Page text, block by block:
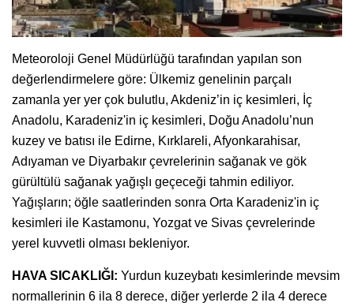
Meteoroloji Genel Müdürlüğü tarafından yapılan son
değerlendirmelere göre: Ülkemiz genelinin parçalı
zamanla yer yer çok bulutlu, Akdeniz’in iç kesimleri, İç
Anadolu, Karadeniz'in iç kesimleri, Doğu Anadolu’nun
kuzey ve batısı ile Edirne, Kırklareli, Afyonkarahisar,
Adıyaman ve Diyarbakır çevrelerinin sağanak ve gök
gürültülü sağanak yağışlı geçeceği tahmin ediliyor.
Yağışların; öğle saatlerinden sonra Orta Karadeniz'in iç
kesimleri ile Kastamonu, Yozgat ve Sivas çevrelerinde
yerel kuvvetli olması bekleniyor.
HAVA SICAKLIĞI: Yurdun kuzeybatı kesimlerinde mevsim
normallerinin 6 ila 8 derece, diğer yerlerde 2 ila 4 derece